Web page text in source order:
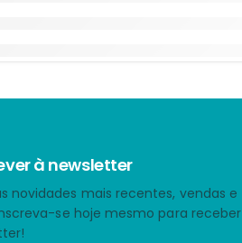
à newsletter
novidades mais recentes, vendas e
se hoje mesmo para receber